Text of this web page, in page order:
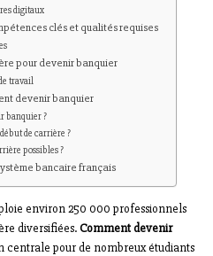
digitaux
clés et qualités requises
pour devenir banquier
travail
devenir banquier
banquier ?
de carrière ?
possibles ?
bancaire français
environ 250 000 professionnels
diversifiées.Comment devenir
centrale pour de nombreux étudiants